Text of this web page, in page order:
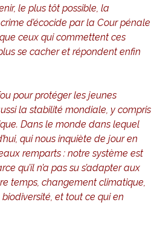
le plus tôt possible, la
d’écocide par la Cour pénale
ceux qui commettent ces
se cacher et répondent enfin
pour protéger les jeunes
la stabilité mondiale, y compris
Dans le monde dans lequel
qui nous inquiète de jour en
remparts : notre système est
qu’il n’a pas su s’adapter aux
temps, changement climatique,
et tout ce qui en